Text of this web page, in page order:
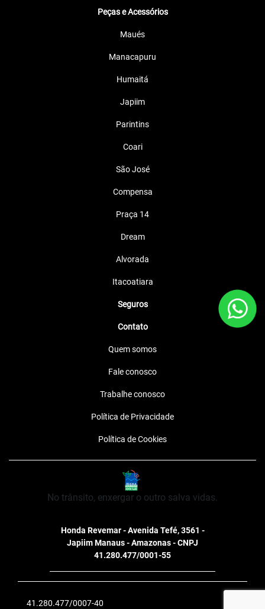
Peças e Acessórios
Maués
Manacapuru
Humaitá
Japiim
Parintins
Coari
São José
Compensa
Praça 14
Dream
Alvorada
Itacoatiara
Seguros
Contato
Quem somos
Fale conosco
Trabalhe conosco
Política de Privacidade
Política de Cookies
No trânsito, enxergar o outro salva vidas.
41.280.477/0007-40